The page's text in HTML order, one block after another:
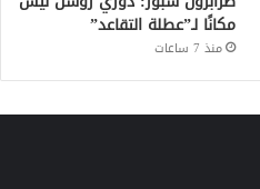
مكانًا لـ”عطلة التقاعد”
منذ 7 ساعات